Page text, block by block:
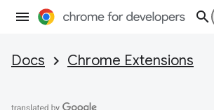
Docs Chrome Extensions